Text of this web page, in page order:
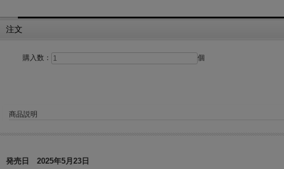
注文
購入数： 個
商品説明
発売日 2025年5月23日